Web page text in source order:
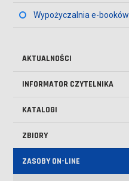
AKTUALNOŚCI
INFORMATOR CZYTELNIKA
KATALOGI
ZBIORY
ZASOBY ON-LINE
Wypożyczalnia e-booków